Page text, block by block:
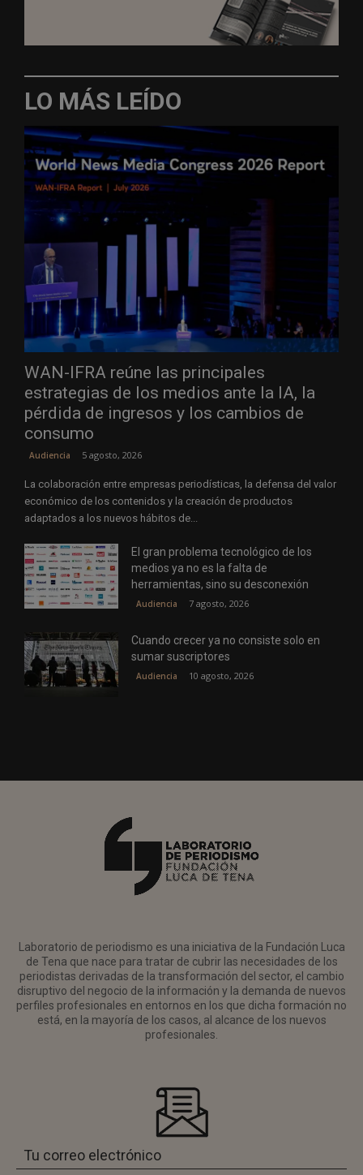
LO MÁS LEÍDO
WAN-IFRA reúne las principales
estrategias de los medios ante la IA, la
pérdida de ingresos y los cambios de
consumo
Audiencia 5 agosto, 2026
La colaboración entre empresas periodísticas, la defensa del valor
económico de los contenidos y la creación de productos
adaptados a los nuevos hábitos de...
El gran problema tecnológico de los
medios ya no es la falta de
herramientas, sino su desconexión
Audiencia 7 agosto, 2026
Cuando crecer ya no consiste solo en
sumar suscriptores
Audiencia 10 agosto, 2026
Laboratorio de periodismo es una iniciativa de la Fundación Luca
de Tena que nace para tratar de cubrir las necesidades de los
periodistas derivadas de la transformación del sector, el cambio
disruptivo del negocio de la información y la demanda de nuevos
perfiles profesionales en entornos en los que dicha formación no
está, en la mayoría de los casos, al alcance de los nuevos
profesionales.